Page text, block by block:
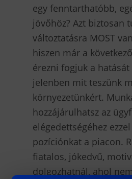
egy fenntarthatóbb,
jövőhöz? Azt biztosan
változtatásra MOST
hiszen már a
érezni fogjuk a hatását
jelenben mit teszünk
környezetünkért.
hozzájárulhatsz az
elégedettségéhez
pozíciónkat a piacon.
fiatalos, jókedvű,
dolgozhatnál, ahol